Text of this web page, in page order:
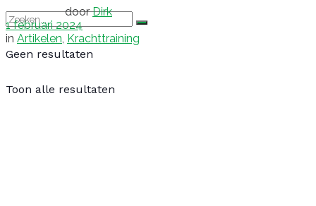
Geen resultaten
Toon alle resultaten
door Dirk
1 februari 2024
in Artikelen, Krachttraining